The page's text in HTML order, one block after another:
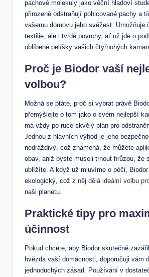
pachové molekuly jako věční hladoví
přirozeně odstraňují pohlcované pachy a
vašemu domovu jeho svěžest. Umožňuje
textilie, ale i tvrdé povrchy, ať už jde o
oblíbené pelíšky vašich čtyřnohých
Proč je Biodor vaší
volbou?
Možná se ptáte, proč si vybrat právě
přemýšlejte o tom jako o svém nejlepší
má vždy po ruce skvělý plán pro
Jednou z hlavních výhod je jeho
nedráždivý, což znamená, že můžete
obav, aniž byste museli trnout hrůzou, že
ublížíte. A když už mluvíme o péči,
ekologický, což z něj dělá ideální volbu
naši planetu.
Praktické tipy pro
účinnost
Pokud chcete, aby Biodor skutečně
hvězda vaší domácnosti, doporučuji vám
jednoduchých zásad. Používání v